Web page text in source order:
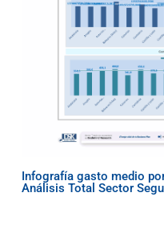
Infografía gasto medio
Análisis Total Sector